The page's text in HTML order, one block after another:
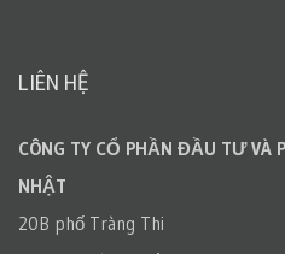
LIÊN HỆ
CÔNG TY CỔ PHẦN ĐẦU TƯ VÀ
NHẬT
20B phố Tràng Thi